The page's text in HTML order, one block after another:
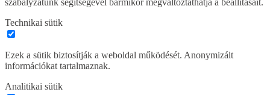
szabályzatunk segítségével bármikor megváltoztathatja a beállításait.
Technikai sütik
Ezek a sütik biztosítják a weboldal működését. Anonymizált
információkat tartalmaznak.
Analitikai sütik